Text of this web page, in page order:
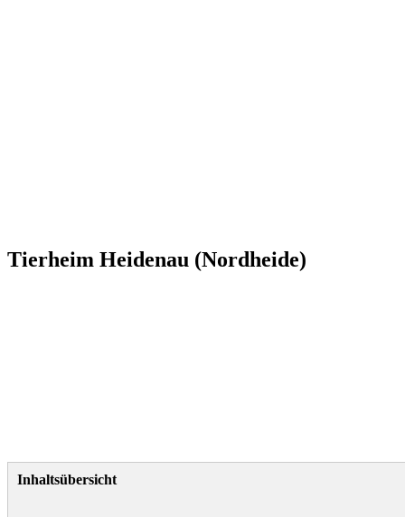
Tierheim Heidenau (Nordheide)
Inhaltsübersicht